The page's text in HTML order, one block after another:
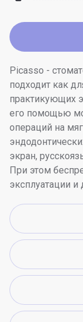
Picasso -
подходит как
практикующих
его помощью
операций на
экран,
При этом
эксплуатации и